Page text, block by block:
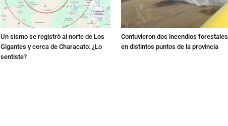
Un sismo se registró al norte de Los
Gigantes y cerca de Characato: ¿Lo
sentiste?
Contuvieron dos incendios forestales
en distintos puntos de la provincia